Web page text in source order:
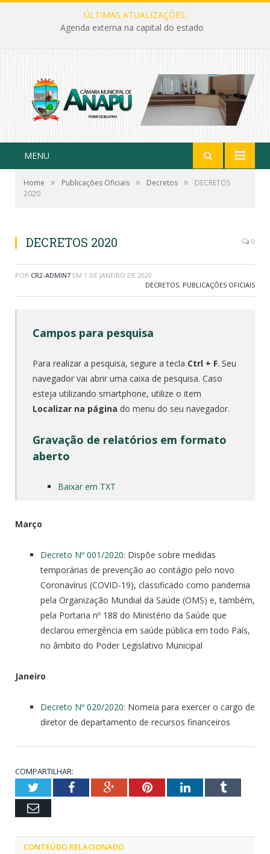
ÚLTIMAS ATUALIZAÇÕES:
Agenda externa na capital do estado
MENU
Home » Publicações Oficiais » Decretos »
DECRETOS
2020
DECRETOS 2020 0
POR CR2-ADMIN7 EM 1 DE JANEIRO DE 2020
DECRETOS, PUBLICAÇÕES OFICIAIS
Campos para pesquisa
Para realizar a pesquisa, segure a tecla Ctrl + F. Seu
navegador vai abrir uma caixa de pesquisa. Caso
esteja utilizando smartphone, utilize o item
Localizar na página do menu do seu navegador.
Gravação de relatórios em formato
aberto
Baixar em TXT
Março
Decreto Nº 001/2020: Dispõe sobre medidas
temporárias de prevenção ao contágio pelo novo
Coronavírus (COVID-19), classificado como pandemia
pela Organização Mundial da Saúde (OMS) e, também,
pela Portaria nº 188 do Ministério da Saúde que
declarou emergência em saúde pública em todo País,
no âmbito do Poder Legislativo Municipal
Janeiro
Decreto Nº 020/2020: Nomeia para exercer o cargo de
diretor de departamento de recursos financeiros
COMPARTILHAR:
TwitterFacebookGoogle+PinterestLinkedInTumblr
Email
CONTEÚDO RELACIONADO